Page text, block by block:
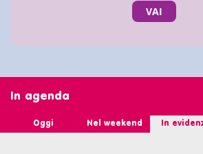
VAI
In agenda
Oggi Nel weekend In